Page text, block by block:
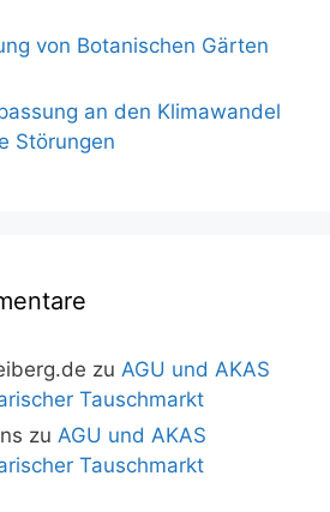
von Botanischen Gärten
an den Klimawandel
Störungen
zu AGU und AKAS
Tauschmarkt
zu AGU und AKAS
Tauschmarkt